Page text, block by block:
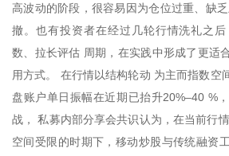
高波动的阶段，很容易因为仓位过重、缺
撤。也有投资者在经过几轮行情洗礼之
数、拉长评估 周期，在实践中形成了更适
用方式。 在行情以结构轮动 为主而指数空
盘账户单日振幅在近期已抬升20%–40 %
战， 私募内部分享会共识认为，在当前行
空间受限的时期下，移动炒股与传统融资